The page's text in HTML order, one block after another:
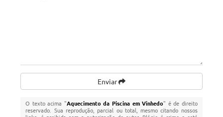
Enviar
O texto acima "Aquecimento da Piscina em Vinhedo" é de direito
reservado. Sua reprodução, parcial ou total, mesmo citando nossos